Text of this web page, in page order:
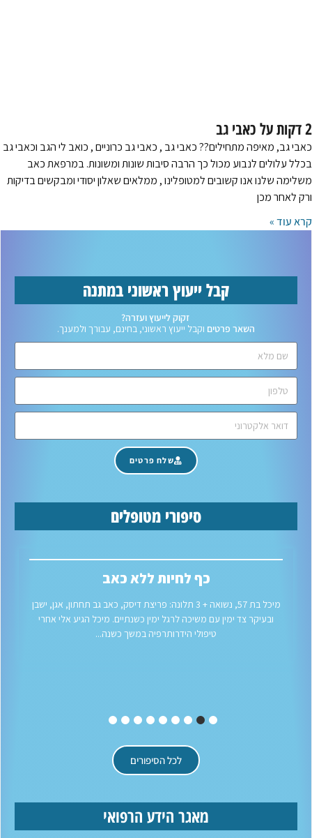
2 דקות על כאבי גב
כאבי גב, מאיפה מתחילים?? כאבי גב , כאבי גב כרוניים , כואב לי הגב וכאבי גב
בכלל עלולים לנבוע מכול כך הרבה סיבות שונות ומשונות. במרפאת כאב
משלימה שלנו אנו קשובים למטופלינו , ממלאים שאלון יסודי ומבקשים בדיקות
ורק לאחר מכן
קרא עוד »
קבל ייעוץ ראשוני במתנה
זקוק לייעוץ ועזרה?
השאר פרטים וקבל ייעוץ ראשוני, בחינם, עבורך ולמענך.
שלח פרטים
סיפורי מטופלים
כף לחיות ללא כאב
מיכל בת 57, נשואה + 3 תלונה: פריצת דיסק, כאב גב תחתון, אגן, ישבן
ובעיקר צד ימין עם משיכה לרגל ימין כשנתיים. מיכל הגיע אלי אחרי
טיפולי הידרותרפיה במשך כשנה...
לכל הסיפורים
מאגר הידע הרפואי